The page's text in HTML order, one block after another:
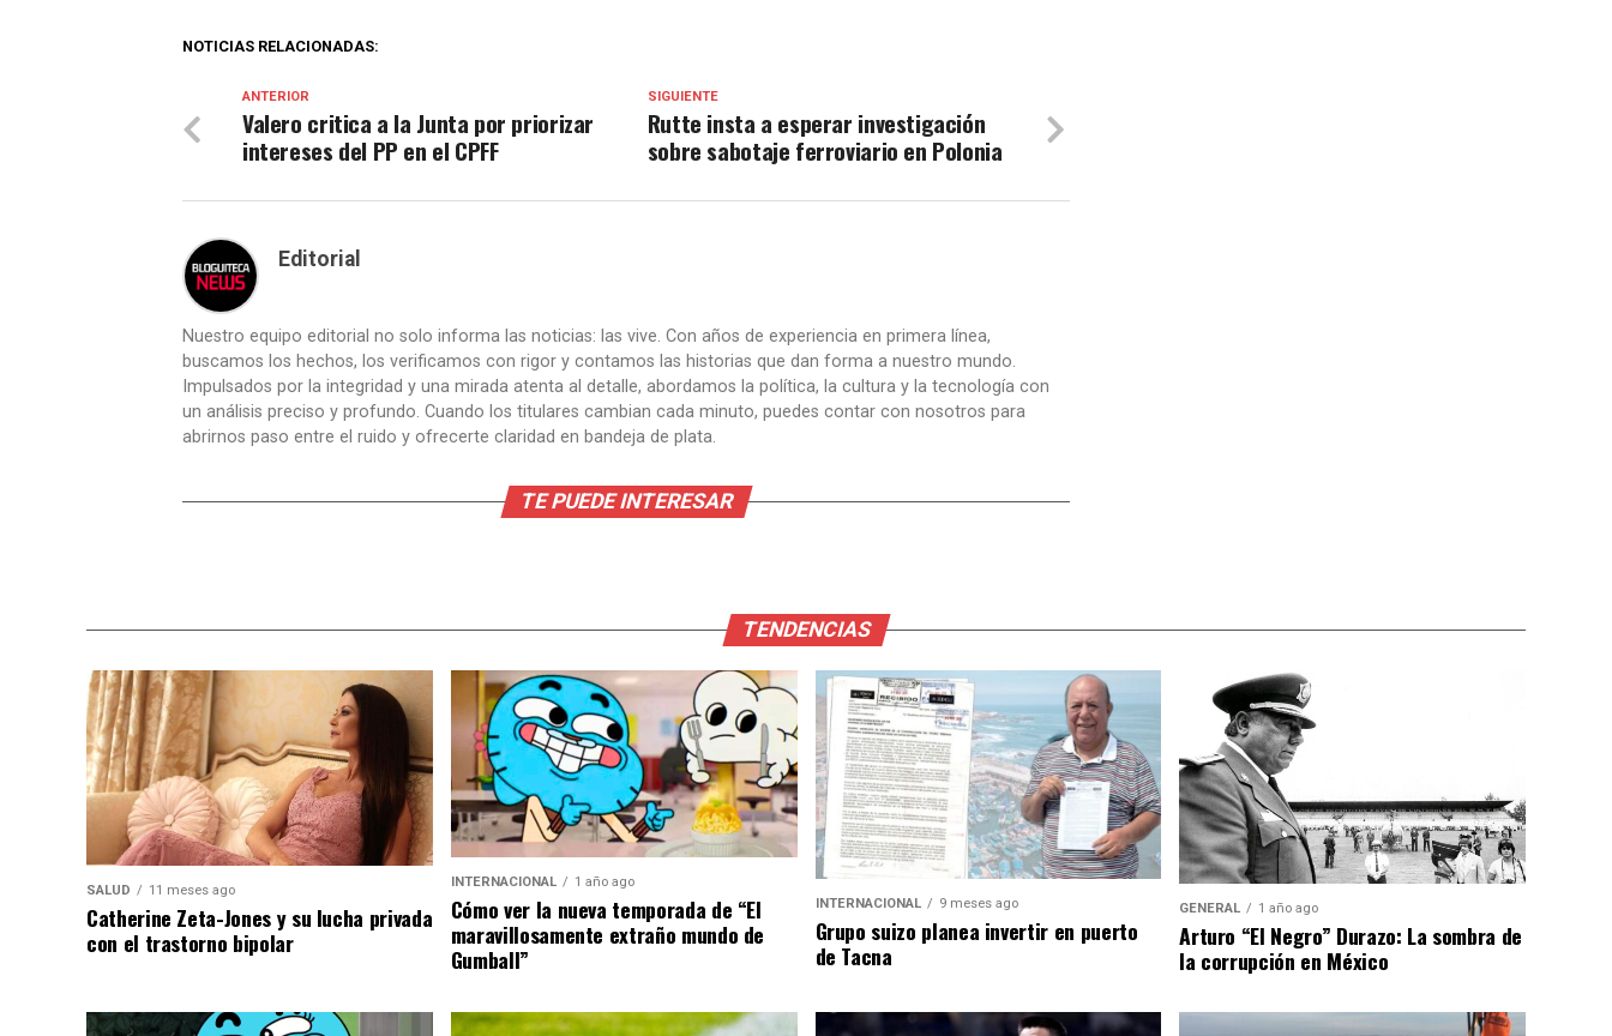
NOTICIAS RELACIONADAS:
SIGUIENTE
Rutte insta a esperar investigación
sobre sabotaje ferroviario en Polonia
ANTERIOR
Valero critica a la Junta por priorizar
intereses del PP en el CPFF
Editorial
Nuestro equipo editorial no solo informa las noticias: las vive. Con años de experiencia en primera línea,
buscamos los hechos, los verificamos con rigor y contamos las historias que dan forma a nuestro mundo.
Impulsados por la integridad y una mirada atenta al detalle, abordamos la política, la cultura y la tecnología con
un análisis preciso y profundo. Cuando los titulares cambian cada minuto, puedes contar con nosotros para
abrirnos paso entre el ruido y ofrecerte claridad en bandeja de plata.
TE PUEDE INTERESAR
TENDENCIAS
SALUD 11 meses ago
Catherine Zeta-Jones y su lucha privada
con el trastorno bipolar
INTERNACIONAL 1 año ago
Cómo ver la nueva temporada de “El
maravillosamente extraño mundo de
Gumball”
INTERNACIONAL 9 meses ago
Grupo suizo planea invertir en puerto
de Tacna
GENERAL 1 año ago
Arturo “El Negro” Durazo: La sombra de
la corrupción en México